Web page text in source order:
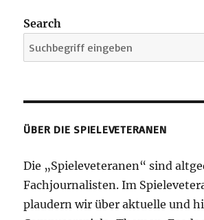
Search
ÜBER DIE SPIELEVETERANEN
Die „Spieleveteranen“ sind
Fachjournalisten. Im
plaudern wir über aktuelle und